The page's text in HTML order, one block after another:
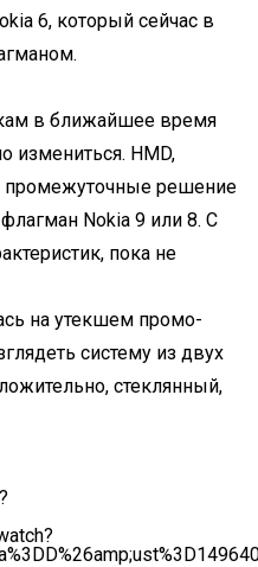
6, который сейчас в
в ближайшее время
измениться. HMD,
промежуточные решение
Nokia 9 или 8. С
пока не
на утекшем промо-
систему из двух
стеклянный,